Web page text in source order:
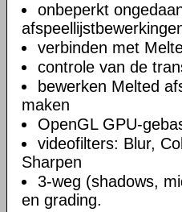
onbeperkt
verbinden met
controle van de
bewerken Melted
maken
OpenGL GPU-
videofilters: Blur,
Sharpen
3-weg (shadows,
en grading.